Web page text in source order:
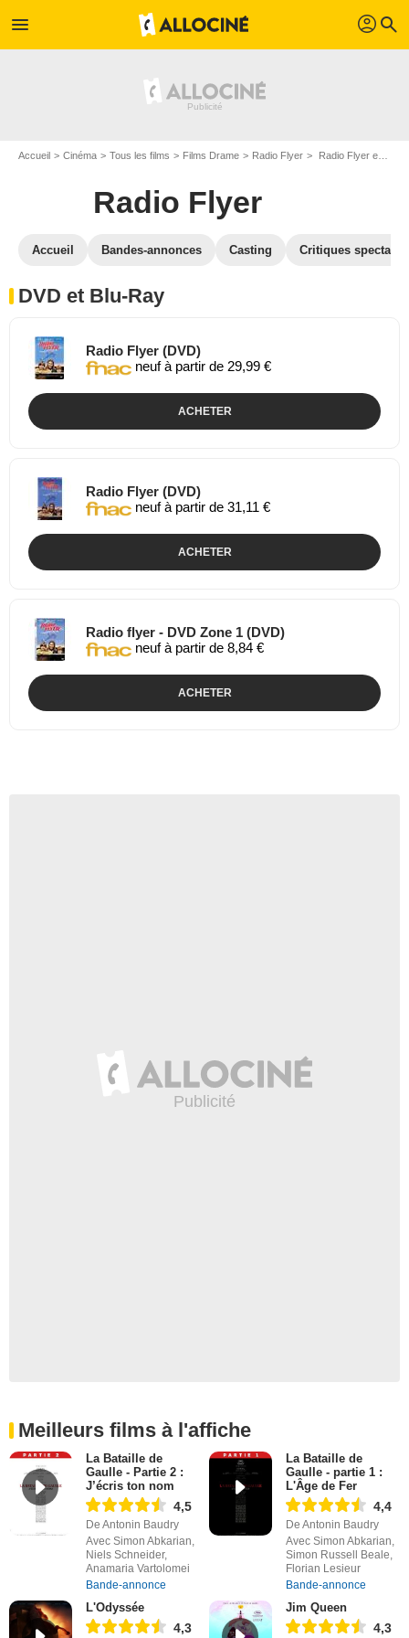
menu profil search
Accueil Cinéma Tous les films Films Drame Radio Flyer Radio Flyer en DVD Blu Ray
Radio Flyer
Accueil Bandes-annonces Casting Critiques
DVD et Blu-Ray
Radio Flyer (DVD)
neuf à partir de 29,99 €
ACHETER
Radio Flyer (DVD)
neuf à partir de 31,11 €
ACHETER
Radio flyer - DVD Zone 1 (DVD)
neuf à partir de 8,84 €
ACHETER
Meilleurs films à l'affiche
La Bataille de
Gaulle - Partie 2 :
J’écris ton nom
4,5
De Antonin Baudry
Avec Simon Abkarian,
Niels Schneider,
Anamaria Vartolomei
Bande-annonce
La Bataille de
Gaulle - partie 1 :
L'Âge de Fer
4,4
De Antonin Baudry
Avec Simon Abkarian,
Simon Russell Beale,
Florian Lesieur
Bande-annonce
L'Odyssée
4,3
Jim Queen
4,3